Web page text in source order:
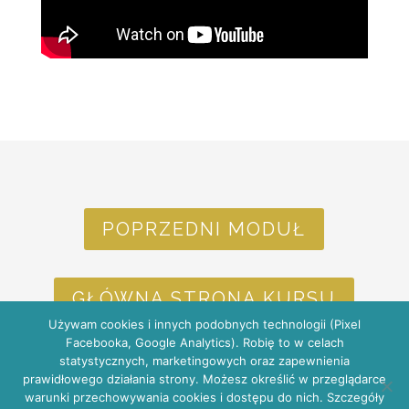
POPRZEDNI MODUŁ
GŁÓWNA STRONA KURSU
NASTĘPNY MODUŁ
Używam cookies i innych podobnych technologii (Pixel
Facebooka, Google Analytics). Robię to w celach
statystycznych, marketingowych oraz zapewnienia
prawidłowego działania strony. Możesz określić w przeglądarce
warunki przechowywania cookies i dostępu do nich. Szczegóły